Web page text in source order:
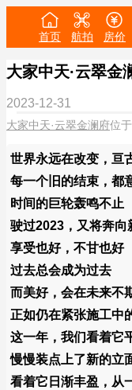
首页 航拍 房价
大家中天·云翠金
2023-12-31
大家中天·云翠金澜府位
世界永远在改变，亘
每一个旧的结束，都
时间的巨轮轰鸣不止
驶过2023，又将奔向
享受也好，不甘也好
过去总会成为过去
而美好，会在未来不
正如仍在紧张施工中
这一年，我们看着它
慢慢装点上了新的立
看着它日渐丰盈，从